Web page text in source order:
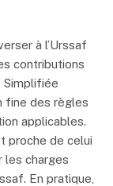
à l’Urssaf
contributions
Simplifiée
fine des règles
applicables.
proche de celui
les charges
En pratique,